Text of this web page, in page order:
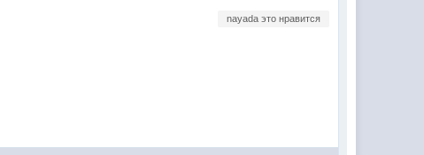
nayada это нравится